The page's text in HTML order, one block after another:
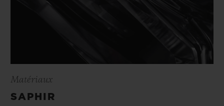
Matériaux
SAPHIR